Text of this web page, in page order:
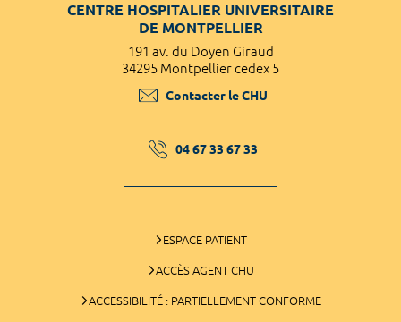
CENTRE HOSPITALIER UNIVERSITAIRE
DE MONTPELLIER
191 av. du Doyen Giraud
34295 Montpellier cedex 5
Contacter le CHU
04 67 33 67 33
ESPACE PATIENT
ACCÈS AGENT CHU
ACCESSIBILITÉ : PARTIELLEMENT CONFORME